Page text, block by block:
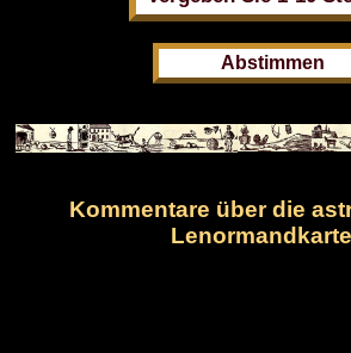
Kommentare über die